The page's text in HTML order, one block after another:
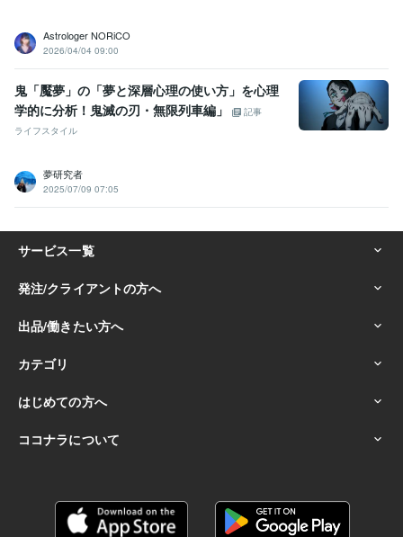
Astrologer NORiCO
2026/04/04 09:00
鬼「魘夢」の「夢と深層心理の使い方」を心理
学的に分析！鬼滅の刃・無限列車編」
記事
ライフスタイル
夢研究者
2025/07/09 07:05